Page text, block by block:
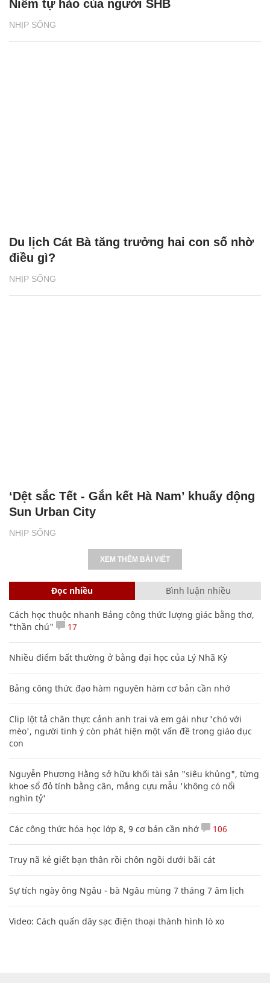
NHỊP SỐNG
Niềm tự hào của người SHB
NHỊP SỐNG
Du lịch Cát Bà tăng trưởng hai con số nhờ
điều gì?
NHỊP SỐNG
‘Dệt sắc Tết - Gắn kết Hà Nam’ khuấy động
Sun Urban City
XEM THÊM BÀI VIẾT
Đọc nhiều Bình luận nhiều
Cách học thuộc nhanh Bảng công thức lượng giác bằng thơ,
"thần chú"
17
Nhiều điểm bất thường ở bằng đại học của Lý Nhã Kỳ
Bảng công thức đạo hàm nguyên hàm cơ bản cần nhớ
Clip lột tả chân thực cảnh anh trai và em gái như 'chó với
mèo', người tinh ý còn phát hiện một vấn đề trong giáo dục
con
Nguyễn Phương Hằng sở hữu khối tài sản "siêu khủng", từng
khoe sổ đỏ tính bằng cân, mắng cựu mẫu 'không có nổi
nghìn tỷ'
Các công thức hóa học lớp 8, 9 cơ bản cần nhớ 106
Truy nã kẻ giết bạn thân rồi chôn ngồi dưới bãi cát
Sự tích ngày ông Ngâu - bà Ngâu mùng 7 tháng 7 âm lịch
Video: Cách quấn dây sạc điện thoại thành hình lò xo